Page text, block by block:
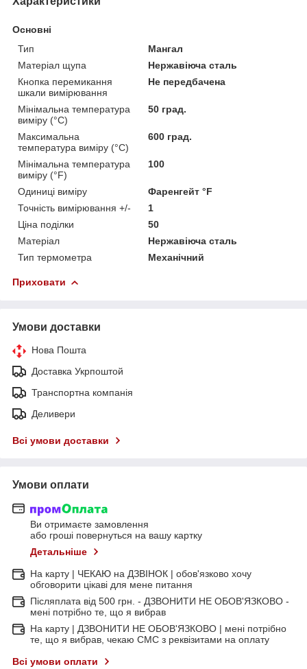
Основні
Тип
Мангал
Матеріал щупа
Нержавіюча сталь
Кнопка перемикання
шкали вимірювання
Не передбачена
Мінімальна температура
виміру (°C)
50 град.
Максимальна
температура виміру (°C)
600 град.
Мінімальна температура
виміру (°F)
100
Одиниці виміру
Фаренгейт °F
Точність вимірювання +/-
1
Ціна поділки
50
Матеріал
Нержавіюча сталь
Тип термометра
Механічний
Приховати
Умови доставки
Нова Пошта
Доставка Укрпоштой
Транспортна компанія
Деливери
Всі умови доставки
Умови оплати
Ви отримаєте замовлення
або гроші повернуться на вашу картку
Детальніше
На карту | ЧЕКАЮ на ДЗВІНОК | обов'язково хочу
обговорити цікаві для мене питання
Післяплата від 500 грн. - ДЗВОНИТИ НЕ ОБОВ'ЯЗКОВО -
мені потрібно те, що я вибрав
На карту | ДЗВОНИТИ НЕ ОБОВ'ЯЗКОВО | мені потрібно
те, що я вибрав, чекаю СМС з реквізитами на оплату
Всі умови оплати